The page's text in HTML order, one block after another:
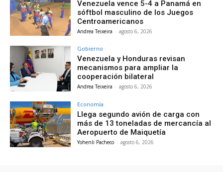
Venezuela vence 5-4 a Panamá en
sóftbol masculino de los Juegos
Centroamericanos
Andrea Teixeira - agosto 6, 2026
Gobierno
Venezuela y Honduras revisan
mecanismos para ampliar la
cooperación bilateral
Andrea Teixeira - agosto 6, 2026
Economía
Llega segundo avión de carga con
más de 13 toneladas de mercancía al
Aeropuerto de Maiquetía
Yohenli Pacheco - agosto 6, 2026